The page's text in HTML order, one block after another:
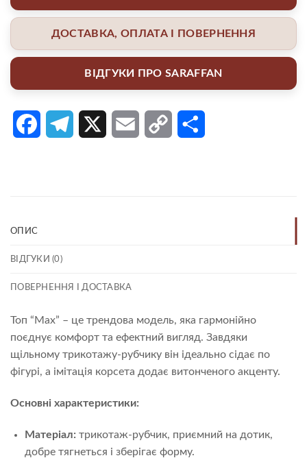
ДОСТАВКА, ОПЛАТА І ПОВЕРНЕННЯ
ВІДГУКИ ПРО SARAFFAN
FacebookTelegram Email Copy
ОПИС
ВІДГУКИ (0)
ПОВЕРНЕННЯ І ДОСТАВКА
Топ “Max” – це трендова модель, яка гармонійно
поєднує комфорт та ефектний вигляд. Завдяки
щільному трикотажу-рубчику він ідеально сідає по
фігурі, а імітація корсета додає витонченого акценту.
Основні характеристики:
Матеріал: трикотаж-рубчик, приємний на дотик,
добре тягнеться і зберігає форму.